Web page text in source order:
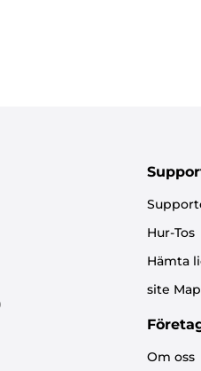
Hur-Tos
Hämta
site Map
Om oss